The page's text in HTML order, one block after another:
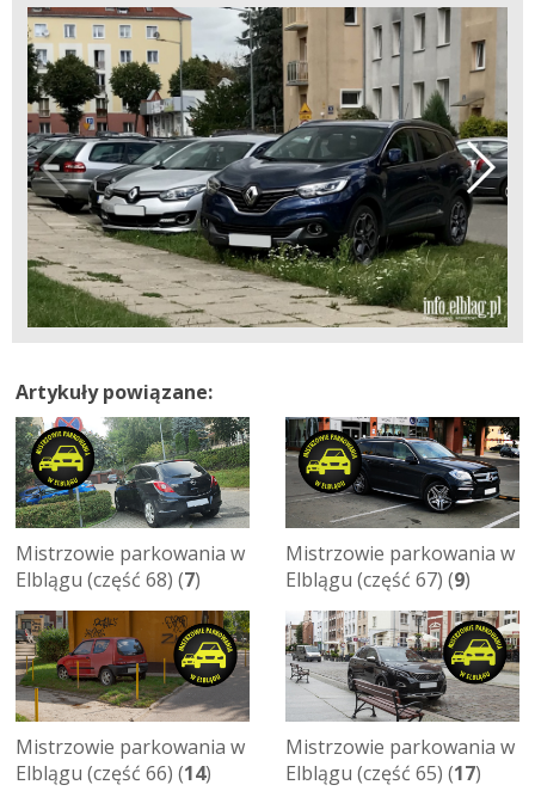
Artykuły powiązane:
Mistrzowie parkowania w
Elblągu (część 68) (7)
Mistrzowie parkowania w
Elblągu (część 67) (9)
Mistrzowie parkowania w
Elblągu (część 66) (14)
Mistrzowie parkowania w
Elblągu (część 65) (17)